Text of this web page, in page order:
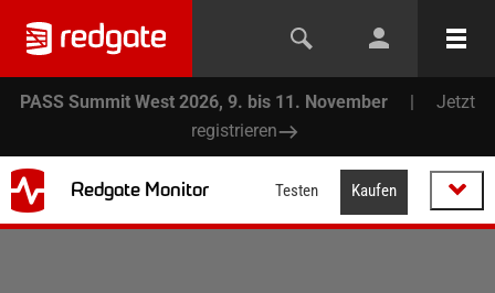
PASS Summit West 2026, 9. bis 11. November |
Jetzt
registrieren
Redgate Monitor Testen Kaufen